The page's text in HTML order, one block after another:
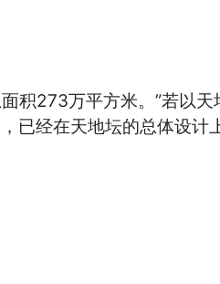
积273万平方米。”若以
经在天地坛的总体设计